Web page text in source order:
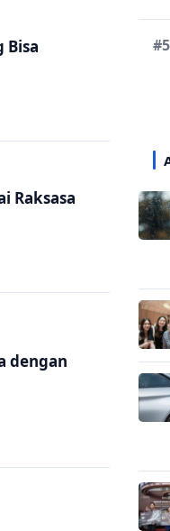
Bisa
Raksasa
dengan